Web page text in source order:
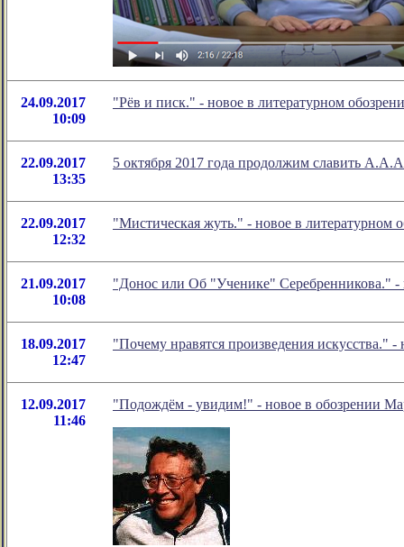
24.09.2017
10:09
"Рёв и писк." - новое в литературном
22.09.2017
13:35
5 октября 2017 года продолжим славить
22.09.2017
12:32
"Мистическая жуть." - новое в литературном
21.09.2017
10:08
"Донос или Об "Ученике" Серебренникова." -
18.09.2017
12:47
"Почему нравятся произведения искусства."
12.09.2017
11:46
"Подождём - увидим!" - новое в обозрении